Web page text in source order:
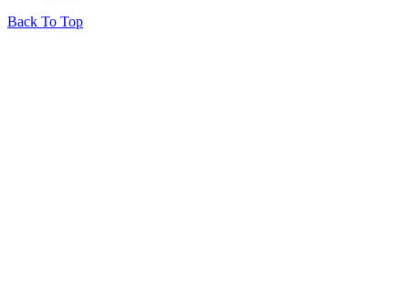
Back To Top